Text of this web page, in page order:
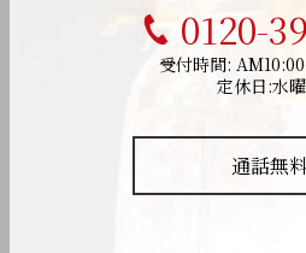
0120-
受付時間:
定休日:水
通話無